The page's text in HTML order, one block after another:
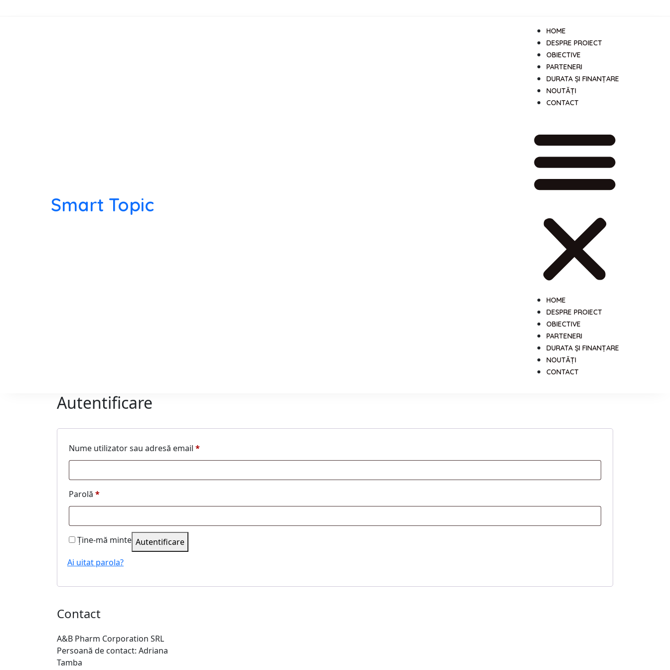
Smart Topic
HOME
DESPRE PROIECT
OBIECTIVE
PARTENERI
DURATA ȘI FINANȚARE
NOUTĂȚI
CONTACT
HOME
DESPRE PROIECT
OBIECTIVE
PARTENERI
DURATA ȘI FINANȚARE
NOUTĂȚI
CONTACT
Autentificare
Nume utilizator sau adresă email *
Parolă *
Ține-mă minte Autentificare
Ai uitat parola?
Contact
A&B Pharm Corporation SRL
Persoană de contact: Adriana
Tamba